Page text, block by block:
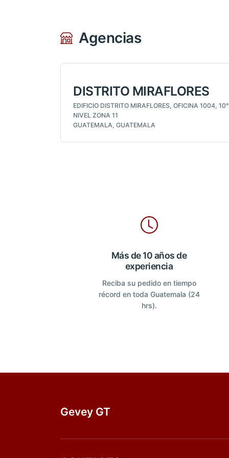
Agencias
DISTRITO MIRAFLORES
EDIFICIO DISTRITO MIRAFLORES, OFICINA 1004, 10°
NIVEL ZONA 11
GUATEMALA, GUATEMALA
Más de 10 años de
experiencia
Reciba su pedido en tiempo
récord en toda Guatemala (24
hrs).
Gevey GT